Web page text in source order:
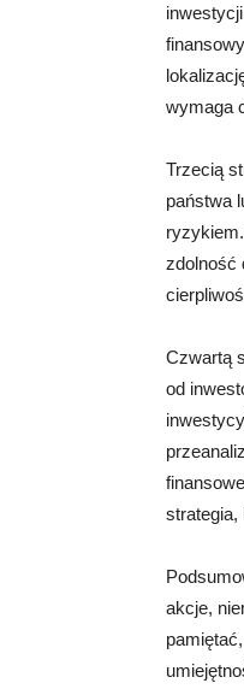
wymaga
Trzecią
państwa
zdolność
Czwartą
od
strategia,
akcje,